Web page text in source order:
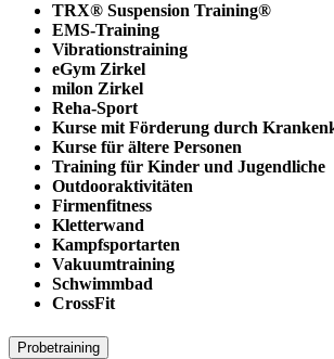
TRX® Suspension Training®
EMS-Training
Vibrationstraining
eGym Zirkel
milon Zirkel
Reha-Sport
Kurse mit Förderung durch
Kurse für ältere Personen
Training für Kinder und Jugendliche
Outdooraktivitäten
Firmenfitness
Kletterwand
Kampfsportarten
Vakuumtraining
Schwimmbad
CrossFit
Probetraining